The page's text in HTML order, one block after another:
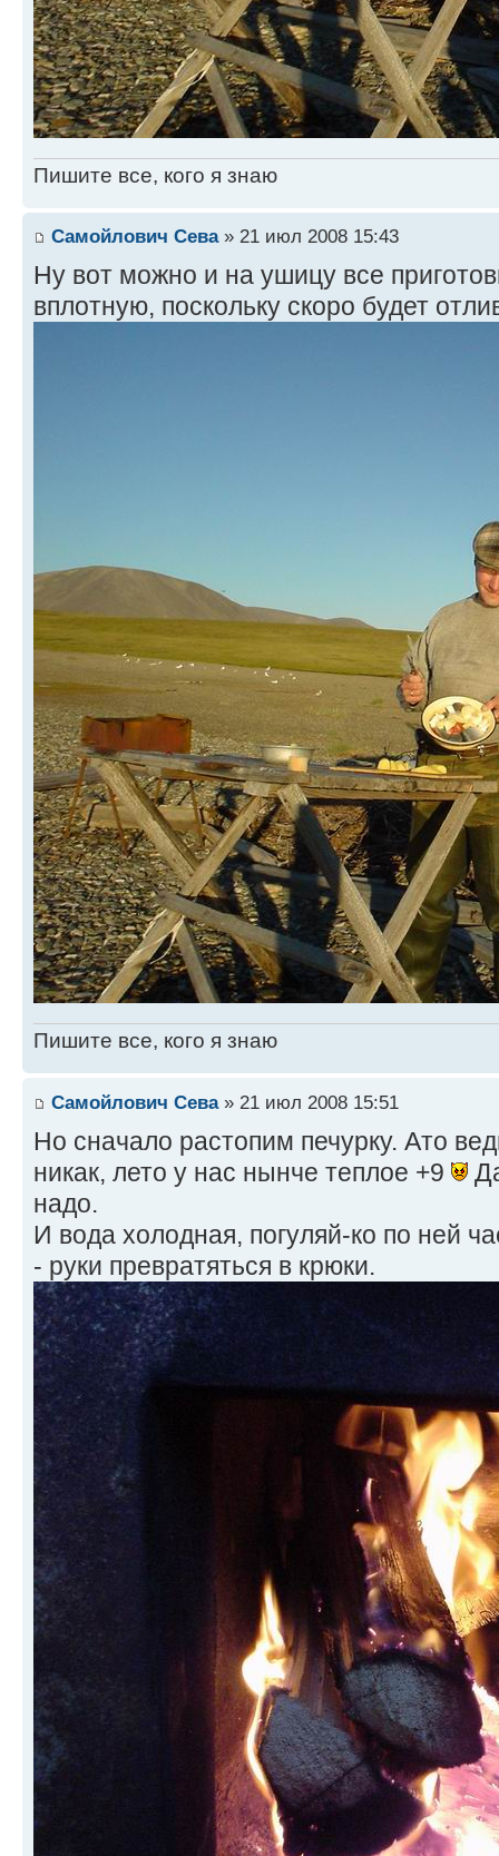
Пишите все, кого я знаю
Самойлович Сева» 21 июл 2008 15:43
Ну вот можно и на ушицу все
вплотную, поскольку скоро будет
Пишите все, кого я знаю
Самойлович Сева» 21 июл 2008 15:51
Но сначало растопим печурку. Ато
никак, лето у нас нынче теплое +9
надо.
И вода холодная, погуляй-ко по ней
- руки превратяться в крюки.